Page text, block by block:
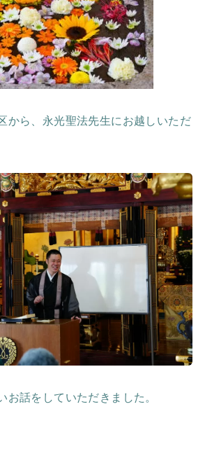
から、永光聖法先生にお越しいただ
お話をしていただきました。